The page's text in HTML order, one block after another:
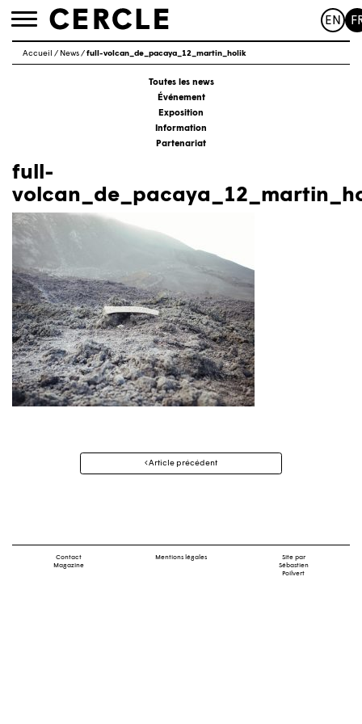
Toggle
EN
Accueil / News/full-volcan_de_pacaya_12_martin_holik
Toutes les news
Événement
Exposition
Information
Partenariat
full-
Navigation
Article précédent
Contact
Magazine
Mentions légales
Site par
Sébastien
Poilvert